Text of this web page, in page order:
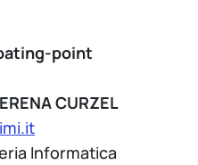
point
CURZEL
Informatica